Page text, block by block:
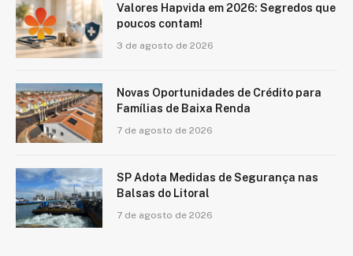
Valores Hapvida em 2026: Segredos que
poucos contam!
3 de agosto de 2026
Novas Oportunidades de Crédito para
Famílias de Baixa Renda
7 de agosto de 2026
SP Adota Medidas de Segurança nas
Balsas do Litoral
7 de agosto de 2026